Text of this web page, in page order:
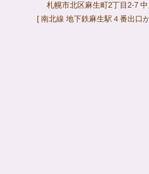
札幌市北区麻生町2丁目2-7
[ 南北線 地下鉄麻生駅４番出口